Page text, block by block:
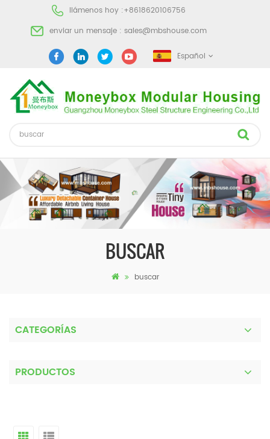
llámenos hoy :+8618620106756
enviar un mensaje : sales@mbshouse.com
Español
BUSCAR
buscar
CATEGORÍAS
PRODUCTOS